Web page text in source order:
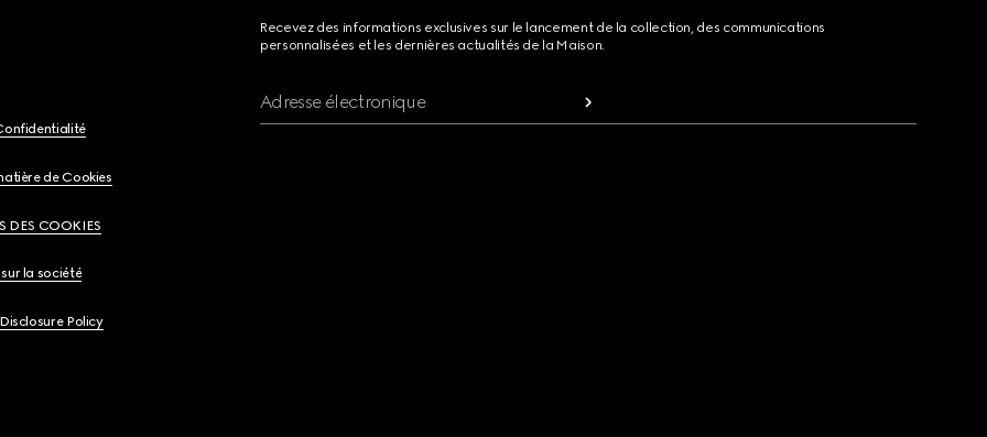
de Cookies
DES COOKIES
la société
Policy
Recevez des informations exclusives sur le lancement de la collection, des communications
personnalisées et les dernières actualités de la Maison.
Adresse électronique